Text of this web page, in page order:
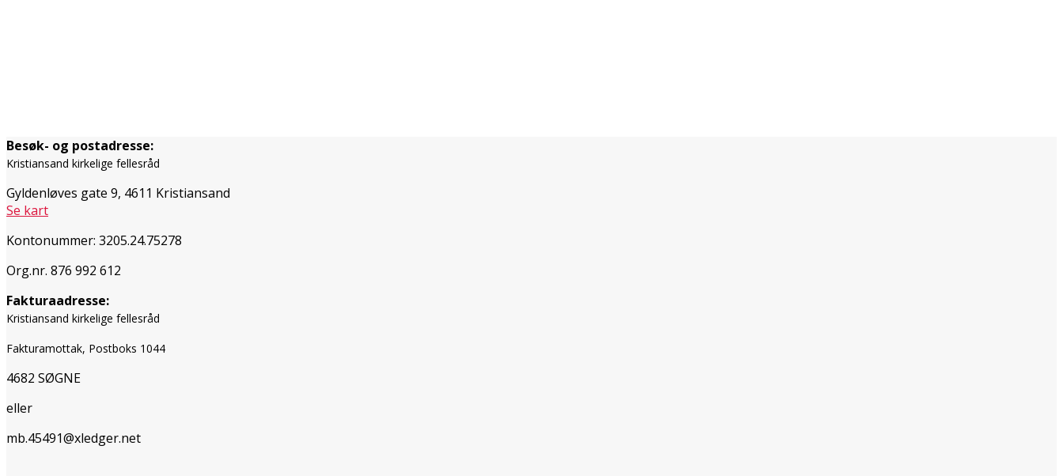
Besøk- og postadresse:
Kristiansand kirkelige fellesråd
Gyldenløves gate 9, 4611 Kristiansand
Se kart
Kontonummer: 3205.24.75278
Org.nr. 876 992 612
Fakturaadresse:
Kristiansand kirkelige fellesråd
Fakturamottak, Postboks 1044
4682 SØGNE
eller
mb.45491@xledger.net